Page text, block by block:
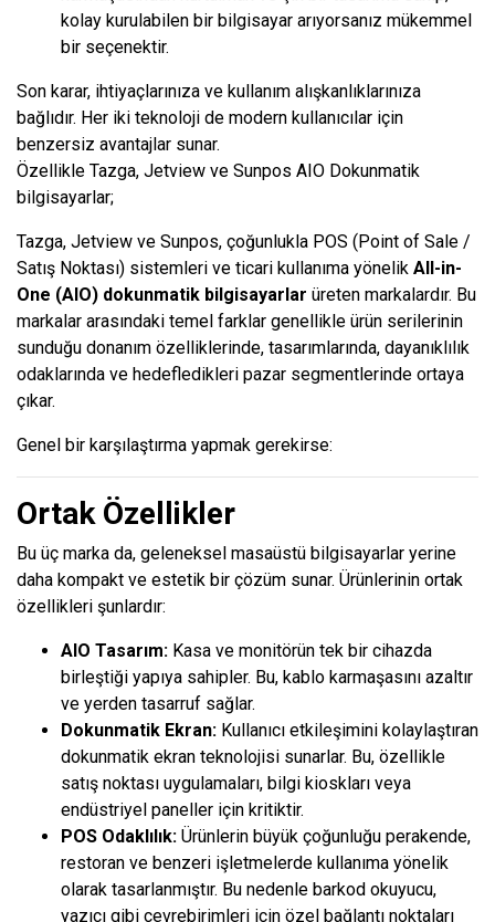
kolay kurulabilen bir bilgisayar arıyorsanız mükemmel
bir seçenektir.
Son karar, ihtiyaçlarınıza ve kullanım alışkanlıklarınıza
bağlıdır. Her iki teknoloji de modern kullanıcılar için
benzersiz avantajlar sunar.
Özellikle Tazga, Jetview ve Sunpos AIO Dokunmatik
bilgisayarlar;
Tazga, Jetview ve Sunpos, çoğunlukla POS (Point of Sale /
Satış Noktası) sistemleri ve ticari kullanıma yönelik All-in-
One (AIO) dokunmatik bilgisayarlar üreten markalardır. Bu
markalar arasındaki temel farklar genellikle ürün serilerinin
sunduğu donanım özelliklerinde, tasarımlarında, dayanıklılık
odaklarında ve hedefledikleri pazar segmentlerinde ortaya
çıkar.
Genel bir karşılaştırma yapmak gerekirse:
Ortak Özellikler
Bu üç marka da, geleneksel masaüstü bilgisayarlar yerine
daha kompakt ve estetik bir çözüm sunar. Ürünlerinin ortak
özellikleri şunlardır:
AIO Tasarım: Kasa ve monitörün tek bir cihazda
birleştiği yapıya sahipler. Bu, kablo karmaşasını azaltır
ve yerden tasarruf sağlar.
Dokunmatik Ekran: Kullanıcı etkileşimini kolaylaştıran
dokunmatik ekran teknolojisi sunarlar. Bu, özellikle
satış noktası uygulamaları, bilgi kioskları veya
endüstriyel paneller için kritiktir.
POS Odaklılık: Ürünlerin büyük çoğunluğu perakende,
restoran ve benzeri işletmelerde kullanıma yönelik
olarak tasarlanmıştır. Bu nedenle barkod okuyucu,
yazıcı gibi çevrebirimleri için özel bağlantı noktaları